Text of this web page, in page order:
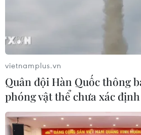
vietnamplus.vn
Quân đội Hàn Quốc thông
phóng vật thể chưa xác định